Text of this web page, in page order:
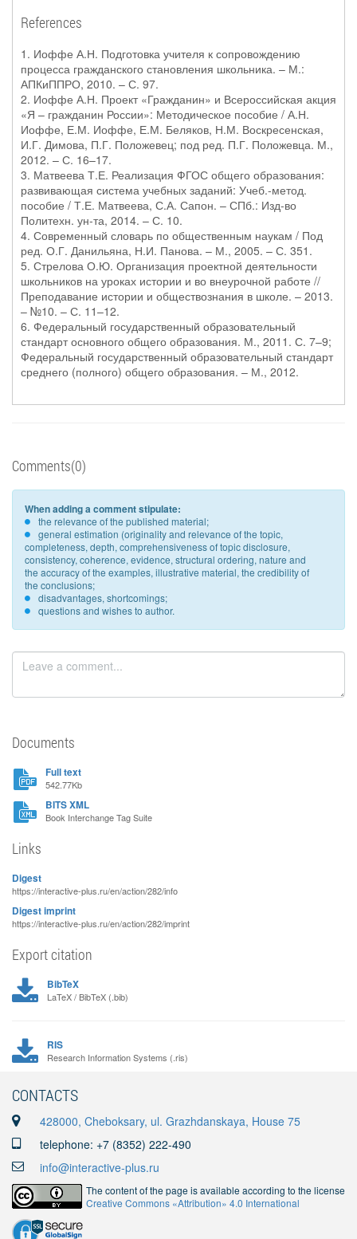
References
1. Иоффе А.Н. Подготовка учителя к сопровождению
процесса гражданского становления школьника. – М.:
АПКиППРО, 2010. – С. 97.
2. Иоффе А.Н. Проект «Гражданин» и Всероссийская акция
«Я – гражданин России»: Методическое пособие / А.Н.
Иоффе, Е.М. Иоффе, Е.М. Беляков, Н.М. Воскресенская,
И.Г. Димова, П.Г. Положевец; под ред. П.Г. Положевца. М.,
2012. – С. 16–17.
3. Матвеева Т.Е. Реализация ФГОС общего образования:
развивающая система учебных заданий: Учеб.-метод.
пособие / Т.Е. Матвеева, С.А. Сапон. – СПб.: Изд-во
Политехн. ун-та, 2014. – С. 10.
4. Современный словарь по общественным наукам / Под
ред. О.Г. Данильяна, Н.И. Панова. – М., 2005. – С. 351.
5. Стрелова О.Ю. Организация проектной деятельности
школьников на уроках истории и во внеурочной работе //
Преподавание истории и обществознания в школе. – 2013.
– №10. – С. 11–12.
6. Федеральный государственный образовательный
стандарт основного общего образования. М., 2011. С. 7–9;
Федеральный государственный образовательный стандарт
среднего (полного) общего образования. – М., 2012.
Comments(0)
When adding a comment stipulate:
the relevance of the published material;
general estimation (originality and relevance of the topic,
completeness, depth, comprehensiveness of topic disclosure,
consistency, coherence, evidence, structural ordering, nature and
the accuracy of the examples, illustrative material, the credibility of
the conclusions;
disadvantages, shortcomings;
questions and wishes to author.
Documents
Full text
542.77Kb
BITS XML
Book Interchange Tag Suite
Links
Digest
https://interactive-plus.ru/en/action/282/info
Digest imprint
https://interactive-plus.ru/en/action/282/imprint
Export citation
BibTeX
LaTeX / BibTeX (.bib)
RIS
Research Information Systems (.ris)
CONTACTS
428000, Cheboksary, ul. Grazhdanskaya, House 75
telephone: +7 (8352) 222-490
info@interactive-plus.ru
The content of the page is available according to the license
Creative Commons «Attribution» 4.0 International